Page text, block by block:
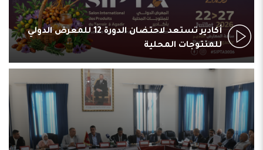
أكادير تستعد لاحتضان الدورة 12 للمعرض الدولي
للمنتوجات المحلية